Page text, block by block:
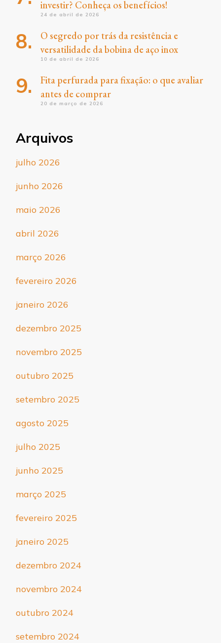
investir? Conheça os benefícios!
24 de abril de 2026
O segredo por trás da resistência e
versatilidade da bobina de aço inox
10 de abril de 2026
Fita perfurada para fixação: o que avaliar
antes de comprar
20 de março de 2026
Arquivos
julho 2026
junho 2026
maio 2026
abril 2026
março 2026
fevereiro 2026
janeiro 2026
dezembro 2025
novembro 2025
outubro 2025
setembro 2025
agosto 2025
julho 2025
junho 2025
março 2025
fevereiro 2025
janeiro 2025
dezembro 2024
novembro 2024
outubro 2024
setembro 2024